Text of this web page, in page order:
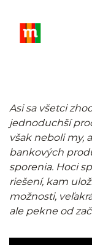
Asi sa všetci
jednoduchší
však neboli my,
bankových
sporenia. Hoci
riešení, kam
možnosti,
ale pekne od